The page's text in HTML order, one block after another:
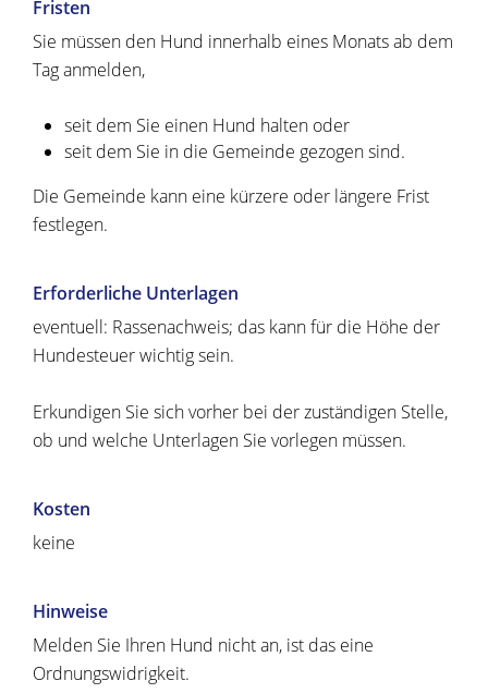
Fristen
Sie müssen den Hund innerhalb eines Monats ab dem
Tag anmelden,
seit dem Sie einen Hund halten oder
seit dem Sie in die Gemeinde gezogen sind.
Die Gemeinde kann eine kürzere oder längere Frist
festlegen.
Erforderliche Unterlagen
eventuell: Rassenachweis; das kann für die Höhe der
Hundesteuer wichtig sein.
Erkundigen Sie sich vorher bei der zuständigen Stelle,
ob und welche Unterlagen Sie vorlegen müssen.
Kosten
keine
Hinweise
Melden Sie Ihren Hund nicht an, ist das eine
Ordnungswidrigkeit.